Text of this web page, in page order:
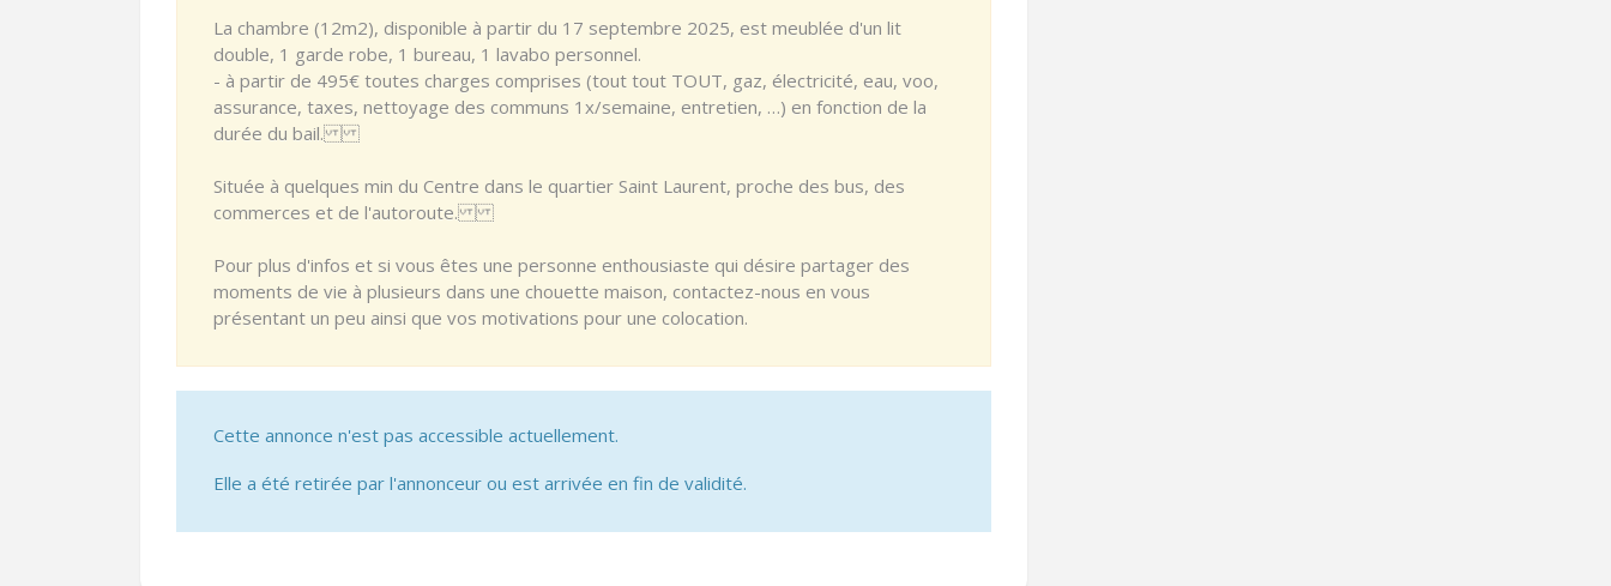
La chambre (12m2), disponible à partir du 17 septembre 2025, est meublée d'un lit
double, 1 garde robe, 1 bureau, 1 lavabo personnel.
- à partir de 495€ toutes charges comprises (tout tout TOUT, gaz, électricité, eau, voo,
assurance, taxes, nettoyage des communs 1x/semaine, entretien, …) en fonction de la
durée du bail.
Située à quelques min du Centre dans le quartier Saint Laurent, proche des bus, des
commerces et de l'autoroute.
Pour plus d'infos et si vous êtes une personne enthousiaste qui désire partager des
moments de vie à plusieurs dans une chouette maison, contactez-nous en vous
présentant un peu ainsi que vos motivations pour une colocation.
Cette annonce n'est pas accessible actuellement.
Elle a été retirée par l'annonceur ou est arrivée en fin de validité.